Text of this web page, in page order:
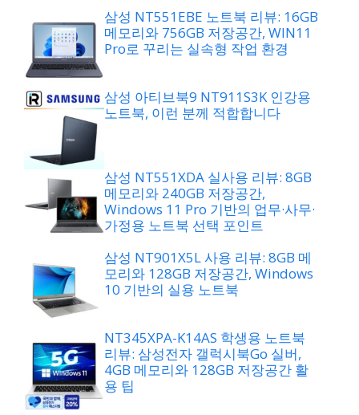
삼성 NT551EBE 노트북 리뷰: 16GB
메모리와 756GB 저장공간, WIN11
Pro로 꾸리는 실속형 작업 환경
삼성 아티브북9 NT911S3K 인강용
노트북, 이런 분께 적합합니다
삼성 NT551XDA 실사용 리뷰: 8GB
메모리와 240GB 저장공간,
Windows 11 Pro 기반의 업무·사무·
가정용 노트북 선택 포인트
삼성 NT901X5L 사용 리뷰: 8GB 메
모리와 128GB 저장공간, Windows
10 기반의 실용 노트북
NT345XPA-K14AS 학생용 노트북
리뷰: 삼성전자 갤럭시북Go 실버,
4GB 메모리와 128GB 저장공간 활
용 팁